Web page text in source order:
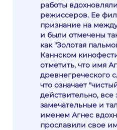
работы
режиссеров. Ее
признание на
и были отмечены
как "Золотая
Каннском
отметить, что имя
древнегреческого
что означает
действительно, все
замечательные и
именем Агнес
прославили свое